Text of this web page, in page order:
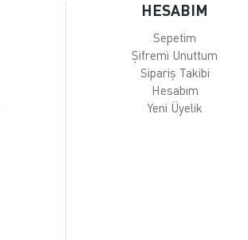
HESABIM
Sepetim
Şifremi Unuttum
Sipariş Takibi
Hesabım
Yeni Üyelik